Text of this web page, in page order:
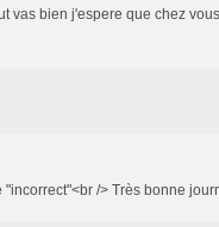
vas bien j'espere que chez
/> Très bonne